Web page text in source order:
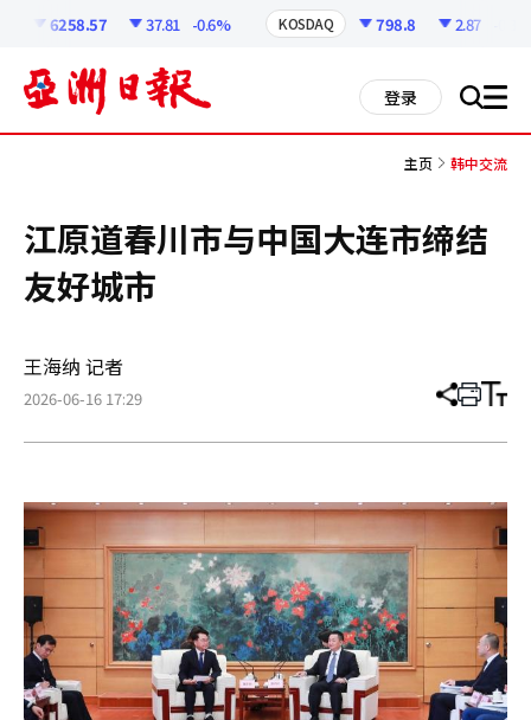
6258.57 37.81 -0.6% KOSDAQ 798.8 2.87
登录 搜 all
主页 韩中交流
江原道春川市与中国大连市缔结
友好城市
王海纳 记者
2026-06-16 17:29 分
章
打 调
小